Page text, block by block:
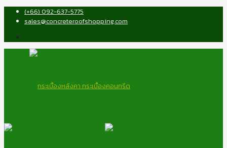
(+66) 092-637-5775
sales@concreteroofshopping.com